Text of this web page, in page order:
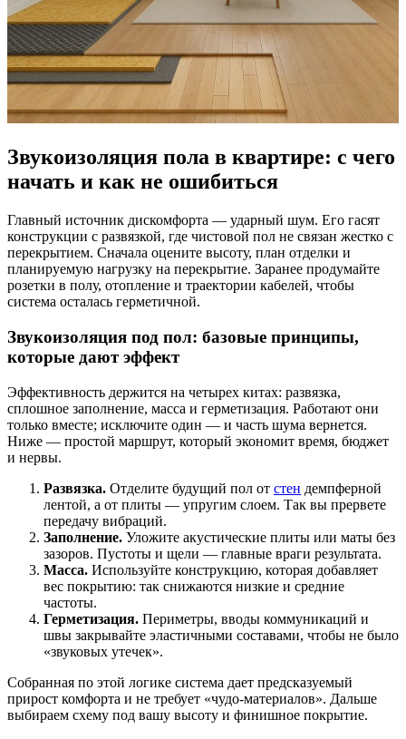
Звукоизоляция пола в квартире: с чего
начать и как не ошибиться
Главный источник дискомфорта — ударный шум. Его гасят
конструкции с развязкой, где чистовой пол не связан жестко с
перекрытием. Сначала оцените высоту, план отделки и
планируемую нагрузку на перекрытие. Заранее продумайте
розетки в полу, отопление и траектории кабелей, чтобы
система осталась герметичной.
Звукоизоляция под пол: базовые принципы,
которые дают эффект
Эффективность держится на четырех китах: развязка,
сплошное заполнение, масса и герметизация. Работают они
только вместе; исключите один — и часть шума вернется.
Ниже — простой маршрут, который экономит время, бюджет
и нервы.
Развязка. Отделите будущий пол от стен демпферной
лентой, а от плиты — упругим слоем. Так вы прервете
передачу вибраций.
Заполнение. Уложите акустические плиты или маты без
зазоров. Пустоты и щели — главные враги результата.
Масса. Используйте конструкцию, которая добавляет
вес покрытию: так снижаются низкие и средние
частоты.
Герметизация. Периметры, вводы коммуникаций и
швы закрывайте эластичными составами, чтобы не было
«звуковых утечек».
Собранная по этой логике система дает предсказуемый
прирост комфорта и не требует «чудо-материалов». Дальше
выбираем схему под вашу высоту и финишное покрытие.